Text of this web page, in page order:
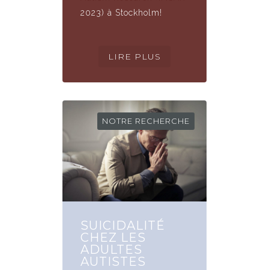
2023) à Stockholm!
NOTRE RECHERCHE
SUICIDALITÉ
CHEZ LES
ADULTES
AUTISTES